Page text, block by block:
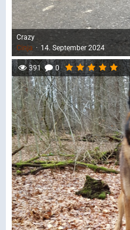
Crazy
Cinja
14. September 2024
391 0